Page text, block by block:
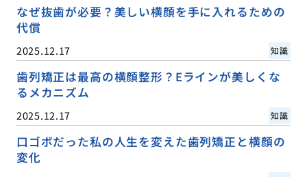
なぜ抜歯が必要？美しい横顔を手に入れるための
代償
2025.12.17 知識
歯列矯正は最高の横顔整形？Eラインが美しくな
るメカニズム
2025.12.17 知識
口ゴボだった私の人生を変えた歯列矯正と横顔の
変化